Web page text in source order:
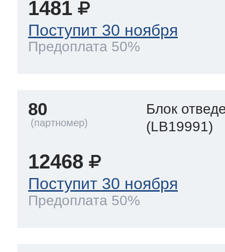
1481
Поступит 30 ноября
Предоплата 50%
80
Блок
(LB19991)
12468
Поступит 30 ноября
Предоплата 50%